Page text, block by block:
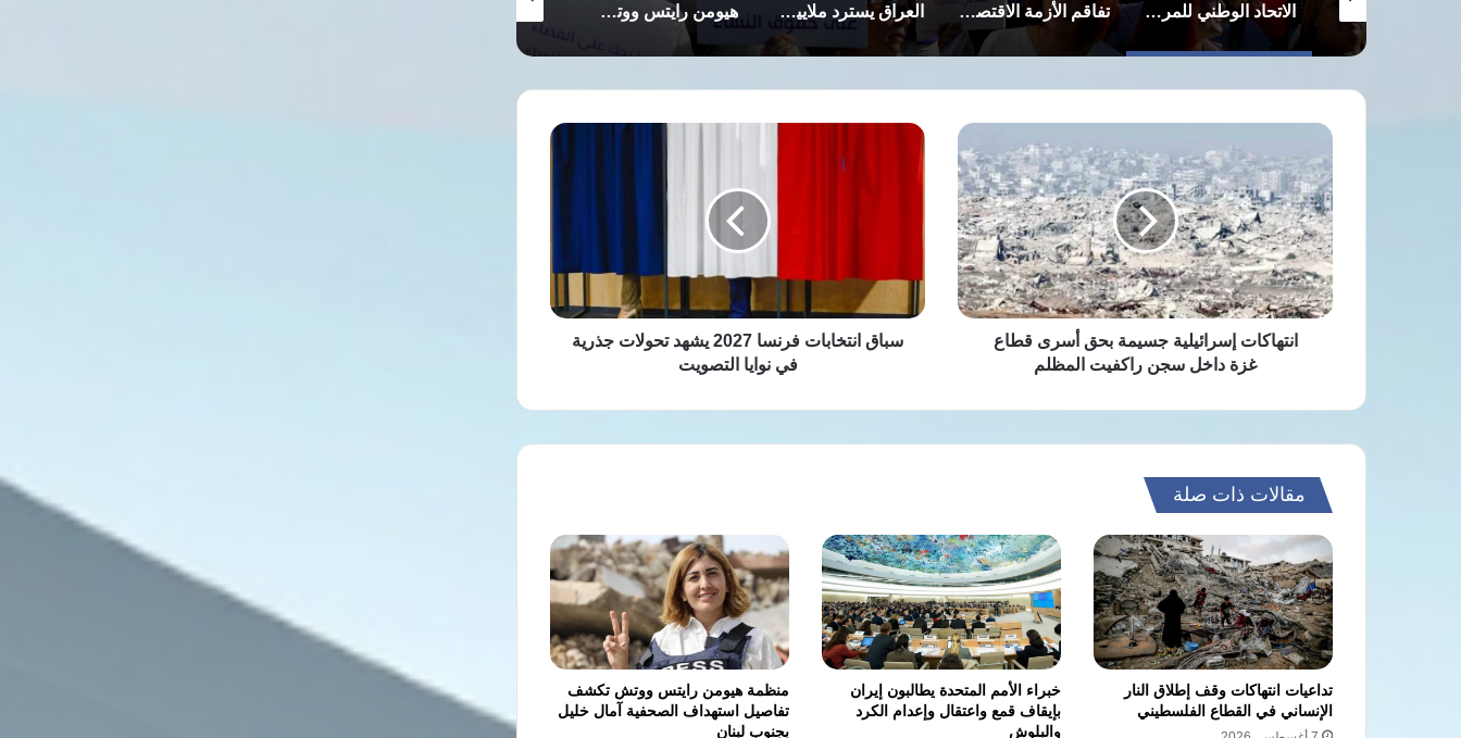
الاتحاد الوطني للمرأة التونسية: من خيمة جامعة إلى صرح يصارع البقاء تفاقم الأزمة الاقتصادية في إيران يدفع النساء لبيع البويضات وتأجير الأرحام العراق يسترد ملايين الدولارات والذهب في إطار حملة واسعة لمكافحة الفساد هيومن رايتس ووتش ترصد تدهور الحقوق والحريات بمصر في ظل سياسات السلطة الحالية
انتهاكات
إسرائيلية
جسيمة
بحق
أسرى
قطاع
غزة
داخل
سجن
راكفيتانتهاكات إسرائيلية جسيمة بحق أسرى قطاع
غزة داخل سجن راكفيت المظلم
سباق
انتخابات
في
نوايا
التصويت
سباق انتخابات فرنسا 2027 يشهد تحولات جذرية
في نوايا التصويت
مقالات ذات صلة
تداعيات انتهاكات وقف إطلاق النار
الإنساني في القطاع الفلسطيني
خبراء الأمم المتحدة يطالبون إيران
بإيقاف قمع واعتقال وإعدام الكرد
والبلوش
منظمة هيومن رايتس ووتش تكشف
تفاصيل استهداف الصحفية آمال خليل
بجنوب لبنان